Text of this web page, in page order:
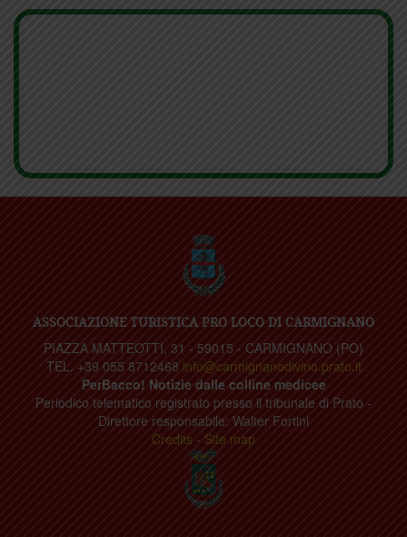
ASSOCIAZIONE TURISTICA PRO LOCO DI CARMIGNANO
PIAZZA MATTEOTTI, 31 - 59015 - CARMIGNANO (PO)
TEL. +39 055 8712468 info@carmignanodivino.prato.it
PerBacco! Notizie dalle colline medicee
Periodico telematico registrato presso il tribunale di Prato -
Direttore responsabile: Walter Fortini
Credits - Site map